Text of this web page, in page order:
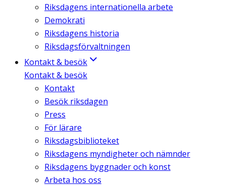
Riksdagens internationella arbete
Demokrati
Riksdagens historia
Riksdagsförvaltningen
Kontakt & besök
Kontakt & besök
Kontakt
Besök riksdagen
Press
För lärare
Riksdagsbiblioteket
Riksdagens myndigheter och nämnder
Riksdagens byggnader och konst
Arbeta hos oss